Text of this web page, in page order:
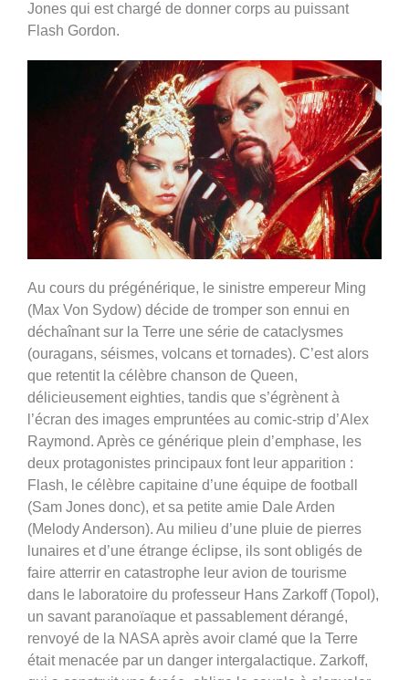
Jones qui est chargé de donner corps au puissant
Flash Gordon.
Au cours du prégénérique, le sinistre empereur Ming
(Max Von Sydow) décide de tromper son ennui en
déchaînant sur la Terre une série de cataclysmes
(ouragans, séismes, volcans et tornades). C’est alors
que retentit la célèbre chanson de Queen,
délicieusement eighties, tandis que s’égrènent à
l’écran des images empruntées au comic-strip d’Alex
Raymond. Après ce générique plein d’emphase, les
deux protagonistes principaux font leur apparition :
Flash, le célèbre capitaine d’une équipe de football
(Sam Jones donc), et sa petite amie Dale Arden
(Melody Anderson). Au milieu d’une pluie de pierres
lunaires et d’une étrange éclipse, ils sont obligés de
faire atterrir en catastrophe leur avion de tourisme
dans le laboratoire du professeur Hans Zarkoff (Topol),
un savant paranoïaque et passablement dérangé,
renvoyé de la NASA après avoir clamé que la Terre
était menacée par un danger intergalactique. Zarkoff,